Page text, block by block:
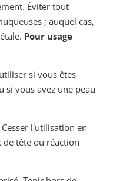
Éviter tout
; auquel cas,
Pour usage
si vous êtes
si vous avez une peau
Cesser l'utilisation en
de tête ou réaction